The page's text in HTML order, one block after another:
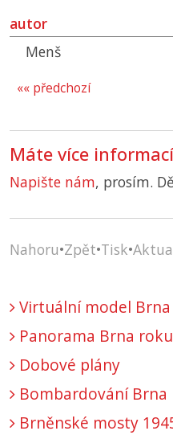
autor
Menš
«« předchozí
Máte více
Napište nám, prosím.
Nahoru•Zpět•Tisk•
Virtuální model Brna
Panorama Brna
Dobové plány
Bombardování Brna
Brněnské mosty